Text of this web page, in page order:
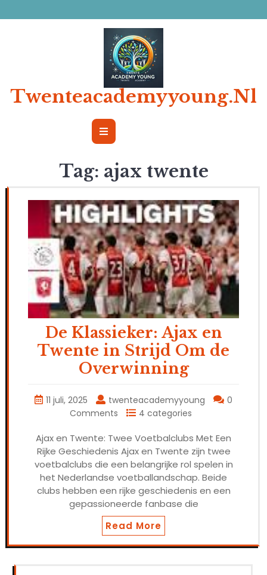
naar
Twenteacademyyoung.nl
Open
Tag: ajax twente
De Klassieker: Ajax en
Twente in Strijd Om de
Overwinning
11 juli, 2025 twenteacademyyoung
0
Comments
4 categories
Ajax en Twente: Twee Voetbalclubs Met Een
Rijke Geschiedenis Ajax en Twente zijn twee
voetbalclubs die een belangrijke rol spelen in
het Nederlandse voetballandschap. Beide
clubs hebben een rijke geschiedenis en een
gepassioneerde fanbase die
Read More